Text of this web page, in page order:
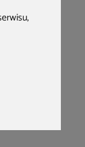
,